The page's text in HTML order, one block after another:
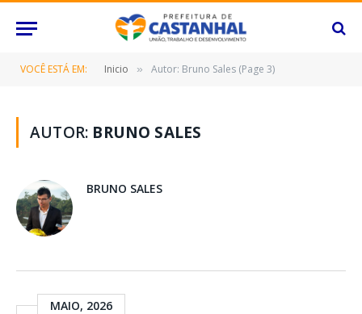
VOCÊ ESTÁ EM: Inicio » Autor: Bruno Sales (Page 3)
AUTOR: BRUNO SALES
BRUNO SALES
MAIO, 2026